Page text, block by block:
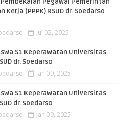
Kerja (PPPK) RSUD dr. Soedarso
Jul 02, 2025
S1 Keperawatan Universitas
dr. Soedarso
Jan 09, 2025
S1 Keperawatan Universitas
dr. Soedarso
Jan 09, 2025